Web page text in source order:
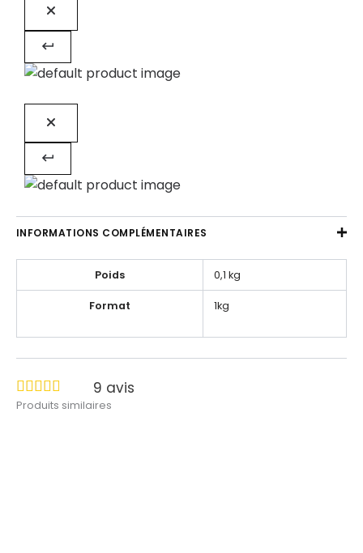
INFORMATIONS COMPLÉMENTAIRES
Poids 0,1 kg
Format 1kg
9 avis
Produits similaires